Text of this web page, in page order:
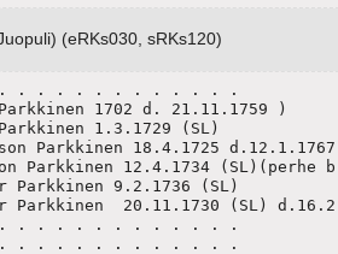
(eRKs030, sRKs120)
. . . . . . . . . . . .
1702 d. 21.11.1759 )
1.3.1729 (SL)
Parkkinen 18.4.1725
Parkkinen 12.4.1734 (SL)(perhe
Parkkinen 9.2.1736 (SL)
20.11.1730 (SL)
. . . . . . . . . . . .
. . . . . . . . . . . .